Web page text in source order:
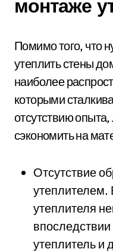
монтаже
Помимо того, что
утеплить стены
наиболее
которыми
отсутствию
сэкономить на
Отсутствие
утеплителем.
утеплителя
утеплитель и